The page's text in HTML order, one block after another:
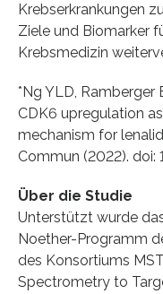
Krebserkrankungen
Ziele und Biomarker
Krebsmedizin
*Ng YLD, Ramberger
CDK6 upregulation
mechanism for
Commun (2022). doi:
Über die Studie
Unterstützt wurde
Noether-Programm
des Konsortiums
Spectrometry to